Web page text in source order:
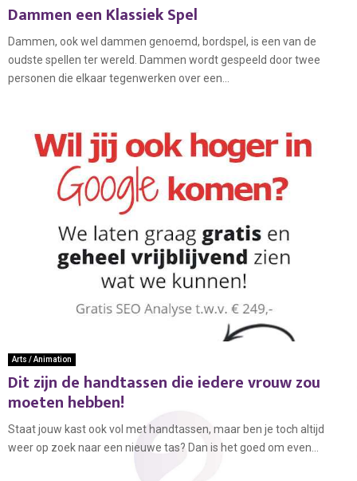
Dammen een Klassiek Spel
Dammen, ook wel dammen genoemd, bordspel, is een van de
oudste spellen ter wereld. Dammen wordt gespeeld door twee
personen die elkaar tegenwerken over een...
Arts / Animation
Dit zijn de handtassen die iedere vrouw zou
moeten hebben!
Staat jouw kast ook vol met handtassen, maar ben je toch altijd
weer op zoek naar een nieuwe tas? Dan is het goed om even...